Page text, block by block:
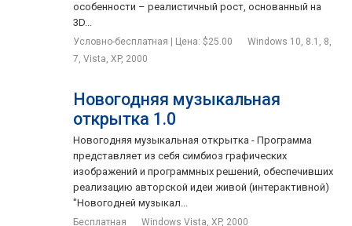
особенности – реалистичный рост, основанный на
3D...
Условно-бесплатная | Цена: $25.00
Windows 10, 8.1, 8,
7, Vista, XP, 2000
Новогодняя музыкальная
открытка 1.0
Новогодняя музыкальная открытка - Программа
представляет из себя симбиоз графических
изображений и программных решений, обеспечивших
реализацию авторской идеи живой (интерактивной)
"Новогодней музыкал...
Бесплатная Windows Vista, XP, 2000